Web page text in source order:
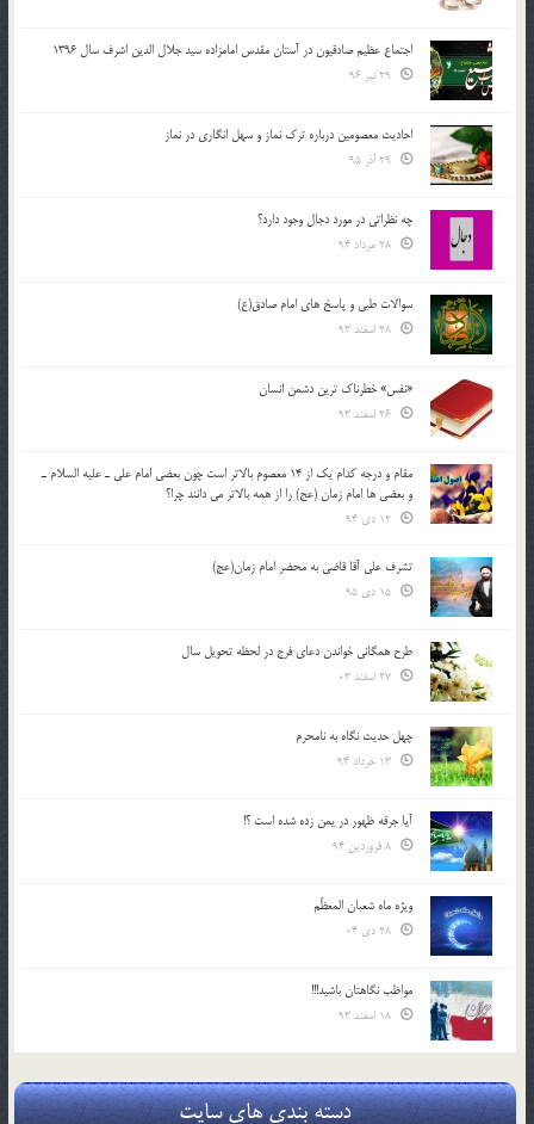
اجتماع عظیم صادقیون در آستان مقدس امامزاده سید جلال الدین اشرف سال 1396
احادیث معصومین درباره ترک نماز و سهل انگاری در نماز
چه نظراتی در مورد دجال وجود دارد؟
سوالات طبی و پاسخ های امام صادق(ع)
«نفس» خطرناک ترین دشمن انسان
مقام و درجه كدام يك از 14 معصوم بالاتر است چون بعضي امام علي ـ عليه السلام ـ
و بعضي ها امام زمان (عج) را از همه بالاتر مي دانند چرا؟
تشرف علي آقا قاضي به محضر امام زمان(عج)
طرح همگانی خواندن دعای فرج در لحظه تحویل سال
چهل حدیث نگاه به نامحرم
آیا جرقه ظهور در یمن زده شده است ؟!
ویژه ماه شعبان المعظّم
مواظب نگاهتان باشید!!!
دسته بندی های سایت